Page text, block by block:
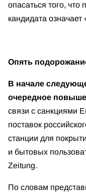
опасаться того, что
кандидата
Опять
В начале
очередное
связи с санкциями
поставок
станции для
и бытовых
Zeitung.
По словам